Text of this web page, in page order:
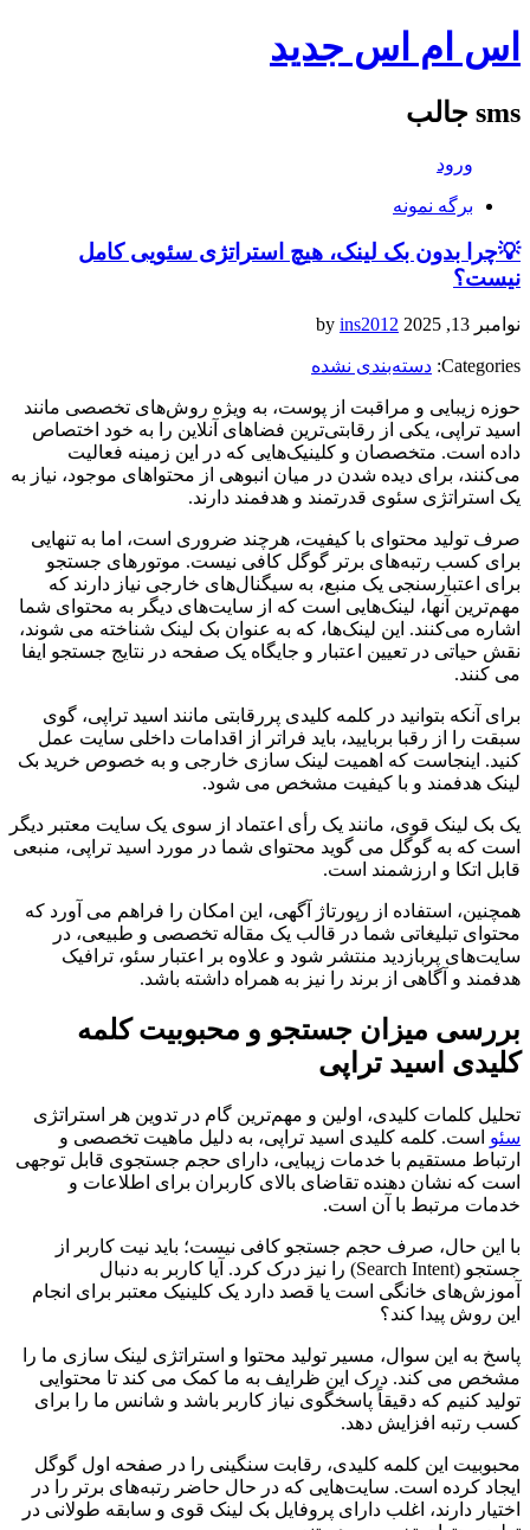
اس ام اس جدید
sms جالب
ورود
برگه نمونه
💡چرا بدون بک لینک، هیچ استراتژی سئویی کامل
نیست؟
نوامبر 13, 2025 ins2012
Categories: دسته‌بندی نشده
حوزه زیبایی و مراقبت از پوست، به ویژه روش‌های تخصصی مانند
اسید تراپی، یکی از رقابتی‌ترین فضاهای آنلاین را به خود اختصاص
داده است. متخصصان و کلینیک‌هایی که در این زمینه فعالیت
می‌کنند، برای دیده شدن در میان انبوهی از محتواهای موجود، نیاز به
یک استراتژی سئوی قدرتمند و هدفمند دارند.
صرف تولید محتوای با کیفیت، هرچند ضروری است، اما به تنهایی
برای کسب رتبه‌های برتر گوگل کافی نیست. موتورهای جستجو
برای اعتبارسنجی یک منبع، به سیگنال‌های خارجی نیاز دارند که
مهم‌ترین آنها، لینک‌هایی است که از سایت‌های دیگر به محتوای شما
اشاره می‌کنند. این لینک‌ها، که به عنوان بک لینک شناخته می شوند،
نقش حیاتی در تعیین اعتبار و جایگاه یک صفحه در نتایج جستجو ایفا
می کنند.
برای آنکه بتوانید در کلمه کلیدی پررقابتی مانند اسید تراپی، گوی
سبقت را از رقبا بربایید، باید فراتر از اقدامات داخلی سایت عمل
کنید. اینجاست که اهمیت لینک سازی خارجی و به خصوص خرید بک
لینک هدفمند و با کیفیت مشخص می شود.
یک بک لینک قوی، مانند یک رأی اعتماد از سوی یک سایت معتبر دیگر
است که به گوگل می گوید محتوای شما در مورد اسید تراپی، منبعی
قابل اتکا و ارزشمند است.
همچنین، استفاده از رپورتاژ آگهی، این امکان را فراهم می آورد که
محتوای تبلیغاتی شما در قالب یک مقاله تخصصی و طبیعی، در
سایت‌های پربازدید منتشر شود و علاوه بر اعتبار سئو، ترافیک
هدفمند و آگاهی از برند را نیز به همراه داشته باشد.
بررسی میزان جستجو و محبوبیت کلمه
کلیدی اسید تراپی
تحلیل کلمات کلیدی، اولین و مهم‌ترین گام در تدوین هر استراتژی
سئو است. کلمه کلیدی اسید تراپی، به دلیل ماهیت تخصصی و
ارتباط مستقیم با خدمات زیبایی، دارای حجم جستجوی قابل توجهی
است که نشان دهنده تقاضای بالای کاربران برای اطلاعات و
خدمات مرتبط با آن است.
با این حال، صرف حجم جستجو کافی نیست؛ باید نیت کاربر از
جستجو (Search Intent) را نیز درک کرد. آیا کاربر به دنبال
آموزش‌های خانگی است یا قصد دارد یک کلینیک معتبر برای انجام
این روش پیدا کند؟
پاسخ به این سوال، مسیر تولید محتوا و استراتژی لینک سازی ما را
مشخص می کند. درک این ظرایف به ما کمک می کند تا محتوایی
تولید کنیم که دقیقاً پاسخگوی نیاز کاربر باشد و شانس ما را برای
کسب رتبه افزایش دهد.
محبوبیت این کلمه کلیدی، رقابت سنگینی را در صفحه اول گوگل
ایجاد کرده است. سایت‌هایی که در حال حاضر رتبه‌های برتر را در
اختیار دارند، اغلب دارای پروفایل بک لینک قوی و سابقه طولانی در